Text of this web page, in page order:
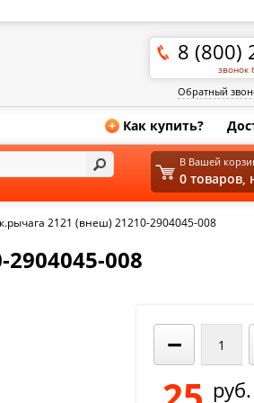
8 (800)
звонок
Обратный
+ Как купить?
2121 (внеш) 21210-2904045-008
008
−
руб.
В Вашей
0 товаров,